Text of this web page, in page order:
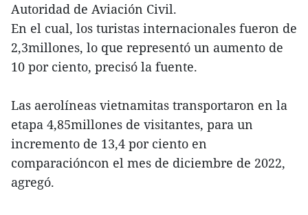
Autoridad de Aviación Civil.
En el cual, los turistas internacionales fueron de
2,3millones, lo que representó un aumento de
10 por ciento, precisó la fuente.
Las aerolíneas vietnamitas transportaron en la
etapa 4,85millones de visitantes, para un
incremento de 13,4 por ciento en
comparacióncon el mes de diciembre de 2022,
agregó.